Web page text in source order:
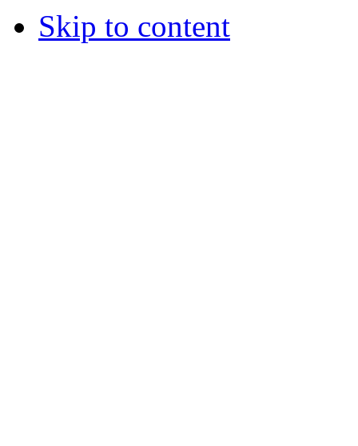
Skip to content